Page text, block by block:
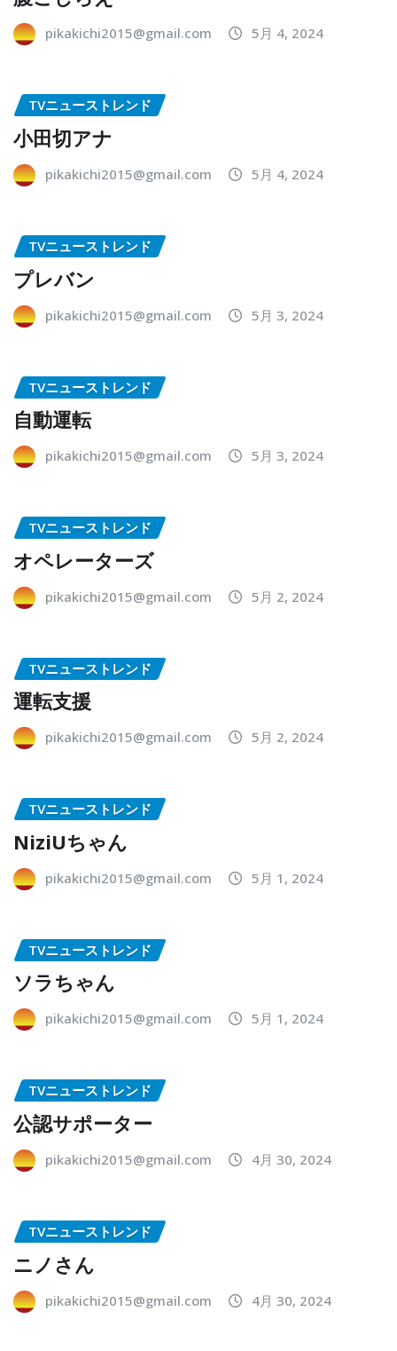
pikakichi2015@gmail.com 5月 4, 2024
TVニューストレンド
小田切アナ
pikakichi2015@gmail.com 5月 4, 2024
TVニューストレンド
プレバン
pikakichi2015@gmail.com 5月 3, 2024
TVニューストレンド
自動運転
pikakichi2015@gmail.com 5月 3, 2024
TVニューストレンド
オペレーターズ
pikakichi2015@gmail.com 5月 2, 2024
TVニューストレンド
運転支援
pikakichi2015@gmail.com 5月 2, 2024
TVニューストレンド
NiziUちゃん
pikakichi2015@gmail.com 5月 1, 2024
TVニューストレンド
ソラちゃん
pikakichi2015@gmail.com 5月 1, 2024
TVニューストレンド
公認サポーター
pikakichi2015@gmail.com 4月 30, 2024
TVニューストレンド
ニノさん
pikakichi2015@gmail.com 4月 30, 2024